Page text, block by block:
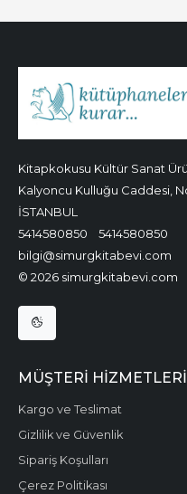
Kitapkokusu Kültür Sanat
Kalyoncu Kulluğu Caddesi,
İSTANBUL
5414580850
5414580850
bilgi@simurgkitabevi.com
© 2026 simurgkitabevi.com
MÜŞTERI HIZMETLERI
Kargo ve Teslimat
Gizlilik ve Güvenlik
Sipariş Koşulları
Çerez Politikası